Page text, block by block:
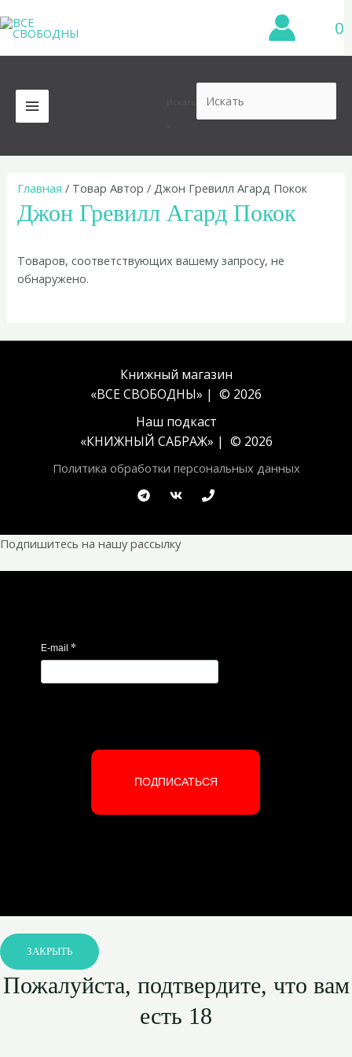
к
содержимому
0
MAIN
MENU
Главная / Товар Автор / Джон Гревилл Агард Покок
Джон Гревилл Агард Покок
Товаров, соответствующих вашему запросу, не
обнаружено.
Книжный магазин
«ВСЕ СВОБОДНЫ» | © 2026
Наш подкаст
«КНИЖНЫЙ САБРАЖ» | © 2026
Политика обработки персональных данных
Подпишитесь на нашу рассылку
E-mail *
ПОДПИСАТЬСЯ
ЗАКРЫТЬ
Пожалуйста, подтвердите, что вам
есть 18